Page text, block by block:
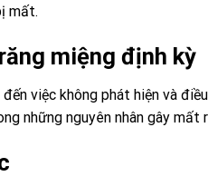
mất.
miệng định kỳ
đến việc không phát hiện và
những nguyên nhân gây mất